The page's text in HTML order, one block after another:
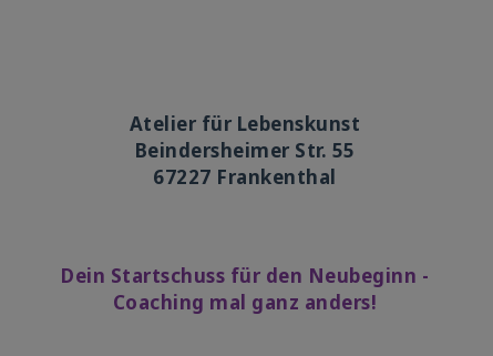
Atelier für Lebenskunst
Beindersheimer Str. 55
67227 Frankenthal
Dein Startschuss für den Neubeginn -
Coaching mal ganz anders!